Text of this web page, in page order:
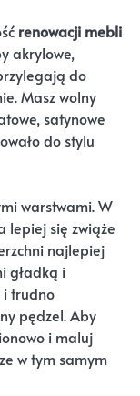
renowacji mebli
akrylowe,
do
Masz wolny
satynowe
do stylu
warstwami. W
lepiej się zwiąże
najlepiej
gładką i
i trudno
pędzel. Aby
i maluj
w tym samym